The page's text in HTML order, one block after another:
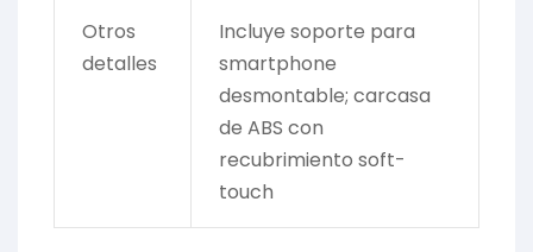
Otros
detalles
Incluye soporte para
smartphone
desmontable; carcasa
de ABS con
recubrimiento soft-
touch